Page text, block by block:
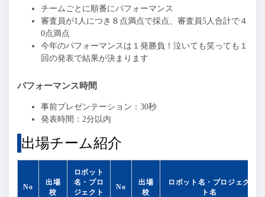
チームごとに順番にパフォーマンス
審査員が1人につき８点満点で採点、審査員5人合計で４
0点満点
今年のパフォーマンスは１発勝負！泣いても笑っても１
回の発表で結果が決まります
パフォーマンス時間
事前プレゼンテーション：30秒
発表時間：2分以内
出場チーム紹介
No
出場
校
ロボット
名・プロ
ジェクト
No
出場
校
ロボット名・プロジェク
ト名